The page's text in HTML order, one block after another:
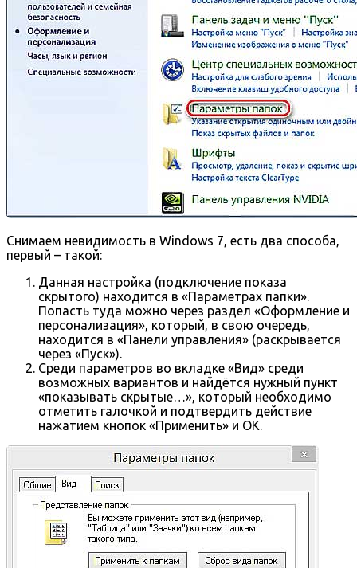
Снимаем невидимость в Windows 7, есть два способа,
первый – такой:
Данная настройка (подключение показа
скрытого) находится в «Параметрах папки».
Попасть туда можно через раздел «Оформление и
персонализация», который, в свою очередь,
находится в «Панели управления» (раскрывается
через «Пуск»).
Среди параметров во вкладке «Вид» среди
возможных вариантов и найдётся нужный пункт
«показывать скрытые…», который необходимо
отметить галочкой и подтвердить действие
нажатием кнопок «Применить» и OK.